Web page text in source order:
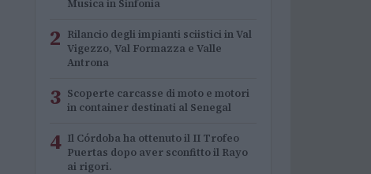
Musica in Sinfonia
2 Rilancio degli impianti sciistici in Val
Vigezzo, Val Formazza e Valle
Antrona
3 Scoperte carcasse di moto e motori
in container destinati al Senegal
4 Il Córdoba ha ottenuto il II Trofeo
Puertas dopo aver sconfitto il Rayo
ai rigori.